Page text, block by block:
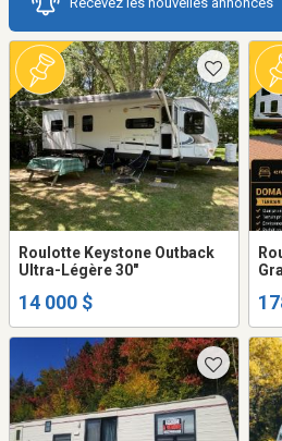
Roulotte Keystone Outback
Ultra-Légère 30"
14 000 $